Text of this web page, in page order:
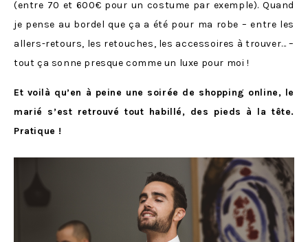
(entre 70 et 600€ pour un costume par exemple). Quand
je pense au bordel que ça a été pour ma robe – entre les
allers-retours, les retouches, les accessoires à trouver… –
tout ça sonne presque comme un luxe pour moi !
Et voilà qu’en à peine une soirée de shopping online, le
marié s’est retrouvé tout habillé, des pieds à la tête.
Pratique !